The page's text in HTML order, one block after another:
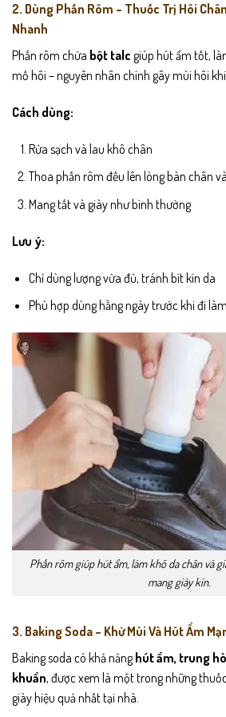
2. Dùng Phấn Rôm – Thuốc Trị Hôi
Nhanh
Phấn rôm chứa bột talc giúp hút ẩm tốt,
mồ hôi – nguyên nhân chính gây mùi hôi
Cách dùng:
Rửa sạch và lau khô chân
Thoa phấn rôm đều lên lòng bàn chân
Mang tất và giày như bình thường
Lưu ý:
Chỉ dùng lượng vừa đủ, tránh bít kín da
Phù hợp dùng hằng ngày trước khi đi
Phấn rôm giúp hút ẩm, làm khô da chân và
mang giày kín.
3. Baking Soda – Khử Mùi Và Hút Ẩm
Baking soda có khả nănghút ẩm, trung
khuẩn, được xem là một trong những
giày hiệu quả nhất tại nhà.